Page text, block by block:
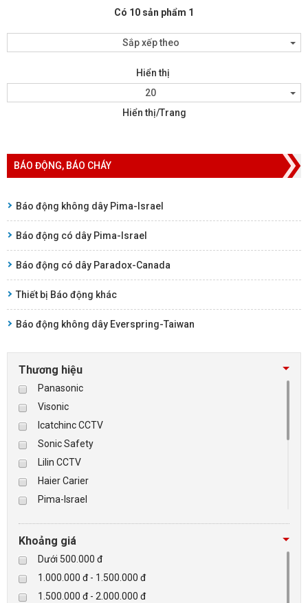
Có 10 sản phẩm 1
Sắp xếp theo
Hiển thị
20
Hiển thị/Trang
BÁO ĐỘNG, BÁO CHÁY
Báo động không dây Pima-Israel
Báo động có dây Pima-Israel
Báo động có dây Paradox-Canada
Thiết bị Báo động khác
Báo động không dây Everspring-Taiwan
Thương hiệu
Panasonic
Visonic
Icatchinc CCTV
Sonic Safety
Lilin CCTV
Haier Carier
Pima-Israel
Checkpoint
Paradox-Canada
D-max
HIKVISON
Khoảng giá
Dưới 500.000 đ
1.000.000 đ - 1.500.000 đ
1.500.000 đ - 2.000.000 đ